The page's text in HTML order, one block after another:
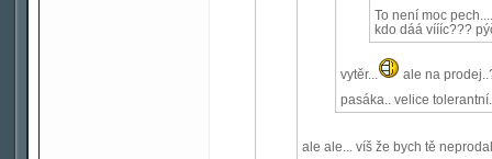
To není moc
kdo dáá víííc???
vytěr...
ale na
pasáka.. velice
ale ale... víš že bych tě